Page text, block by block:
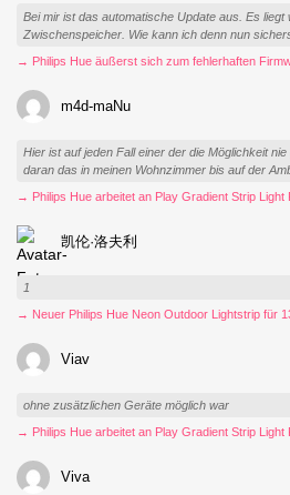
Bei mir ist das automatische Update aus. Es liegt
Zwischenspeicher. Wie kann ich denn nun
→ Philips Hue äußerst sich zum fehlerhaften
m4d-maNu
Hier ist auf jeden Fall einer der die Möglichkeit
daran das in meinen Wohnzimmer bis auf der
→ Philips Hue arbeitet an Play Gradient Strip Light
凯伦·洛夫利
1
→ Neuer Philips Hue Neon Outdoor Lightstrip für
Viav
ohne zusätzlichen Geräte möglich war
→ Philips Hue arbeitet an Play Gradient Strip Light
Viva